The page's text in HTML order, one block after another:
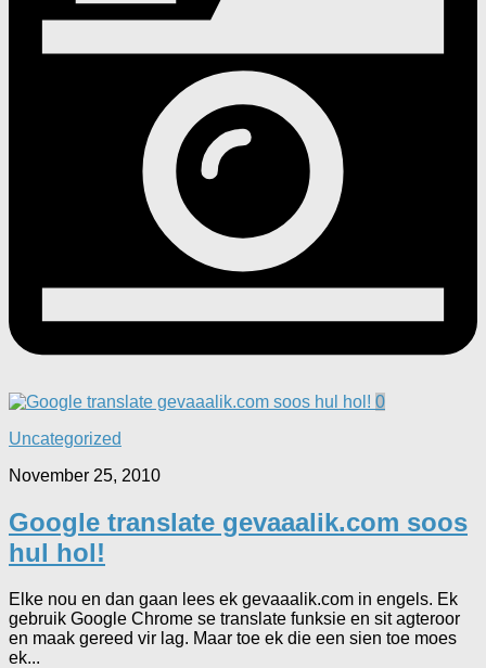
0
Uncategorized
November 25, 2010
Google translate gevaaalik.com soos
hul hol!
Elke nou en dan gaan lees ek gevaaalik.com in engels. Ek
gebruik Google Chrome se translate funksie en sit agteroor
en maak gereed vir lag. Maar toe ek die een sien toe moes
ek...